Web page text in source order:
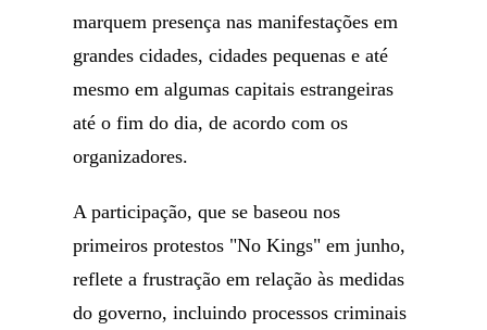
marquem presença nas manifestações em
grandes cidades, cidades pequenas e até
mesmo em algumas capitais estrangeiras
até o fim do dia, de acordo com os
organizadores.
A participação, que se baseou nos
primeiros protestos "No Kings" em junho,
reflete a frustração em relação às medidas
do governo, incluindo processos criminais